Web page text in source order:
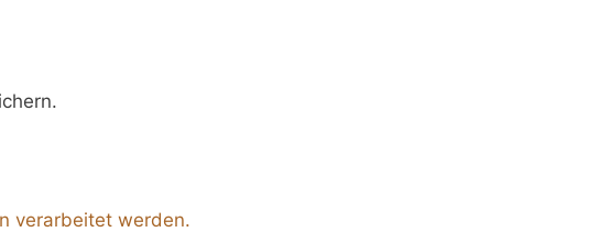
verarbeitet werden.